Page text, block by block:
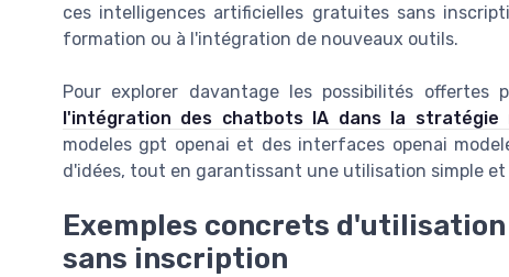
ces intelligences artificielles gratuites sans
formation ou à l'intégration de nouveaux outils.
Pour explorer davantage les possibilités
l'intégration des chatbots IA dans la stratégie
modeles gpt openai et des interfaces openai
d'idées, tout en garantissant une utilisation simple et
Exemples concrets
sans inscription